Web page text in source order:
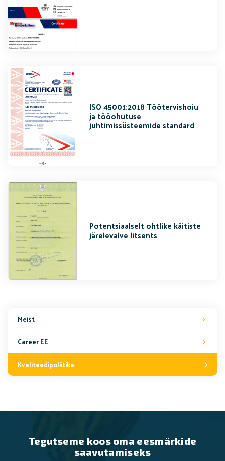
ISO 45001:2018 Töötervishoiu
ja tööohutuse
juhtimissüsteemide standard
Potentsiaalselt ohtlike käitiste
järelevalve litsents
Meist
Career EE
Kvaliteedipoliitika
Tegutseme koos oma eesmärkide
saavutamiseks